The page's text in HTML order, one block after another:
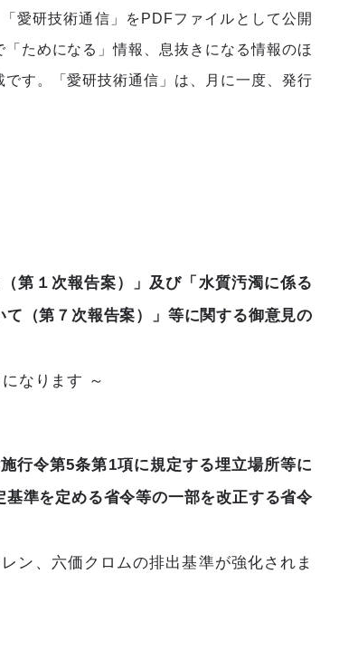
愛研技術通信」をPDFファイルとして公開
ためになる」情報、息抜きになる情報のほ
す。「愛研技術通信」は、月に一度、発行
第１次報告案）」及び「水質汚濁に係る
（第７次報告案）」等に関する御意見の
なります ～
行令第5条第1項に規定する埋立場所等に
準を定める省令等の一部を改正する省令
ン、六価クロムの排出基準が強化されま